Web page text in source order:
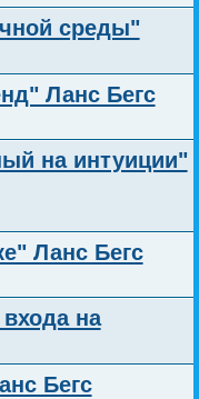
среды"
Ланс Бегс
на интуиции"
Ланс Бегс
на
Бегс